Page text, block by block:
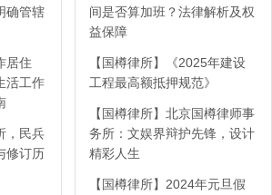
确管辖
居住
活工作
，民兵
修订历
间是否算加班？法律解析及权
益保障
【国樽律所】《2025年建设
工程最高额抵押规范》
【国樽律所】北京国樽律师事
务所：文娱界辩护先锋，设计
精彩人生
【国樽律所】2024年元旦假